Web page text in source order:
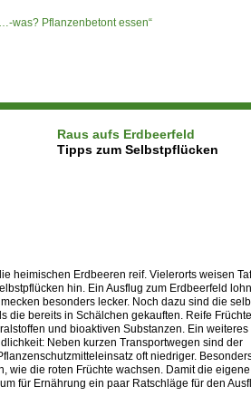
was? Pflanzenbetont essen“
Raus aufs Erdbeerfeld
Tipps zum Selbstpflücken
heimischen Erdbeeren reif. Vielerorts weisen
hin. Ein Ausflug zum Erdbeerfeld
besonders lecker. Noch dazu sind die
die bereits in Schälchen gekauften. Reife
und bioaktiven Substanzen. Ein weiteres
Neben kurzen Transportwegen sind der
oft niedriger.
wie die roten Früchte wachsen. Damit die
für Ernährung ein paar Ratschläge für den